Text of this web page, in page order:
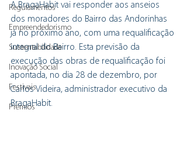
Regulamentos
Empreendedorismo
Sustentabilidade
Inovação Social
Festivais
Prémios
A BragaHabit vai responder aos anseios
dos moradores do Bairro das Andorinhas
já no próximo ano, com uma requalificação
integral do Bairro. Esta previsão da
execução das obras de requalificação foi
apontada, no dia 28 de dezembro, por
Carlos Videira, administrador executivo da
BragaHabit.